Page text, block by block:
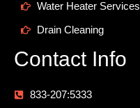
Water Heater Services
Drain Cleaning
Contact Info
833-207:5333